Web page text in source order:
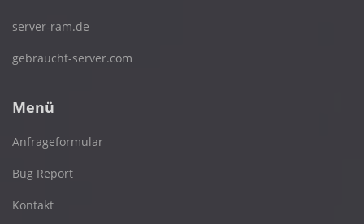
server-ram.de
gebraucht-server.com
Menü
Anfrageformular
Bug Report
Kontakt